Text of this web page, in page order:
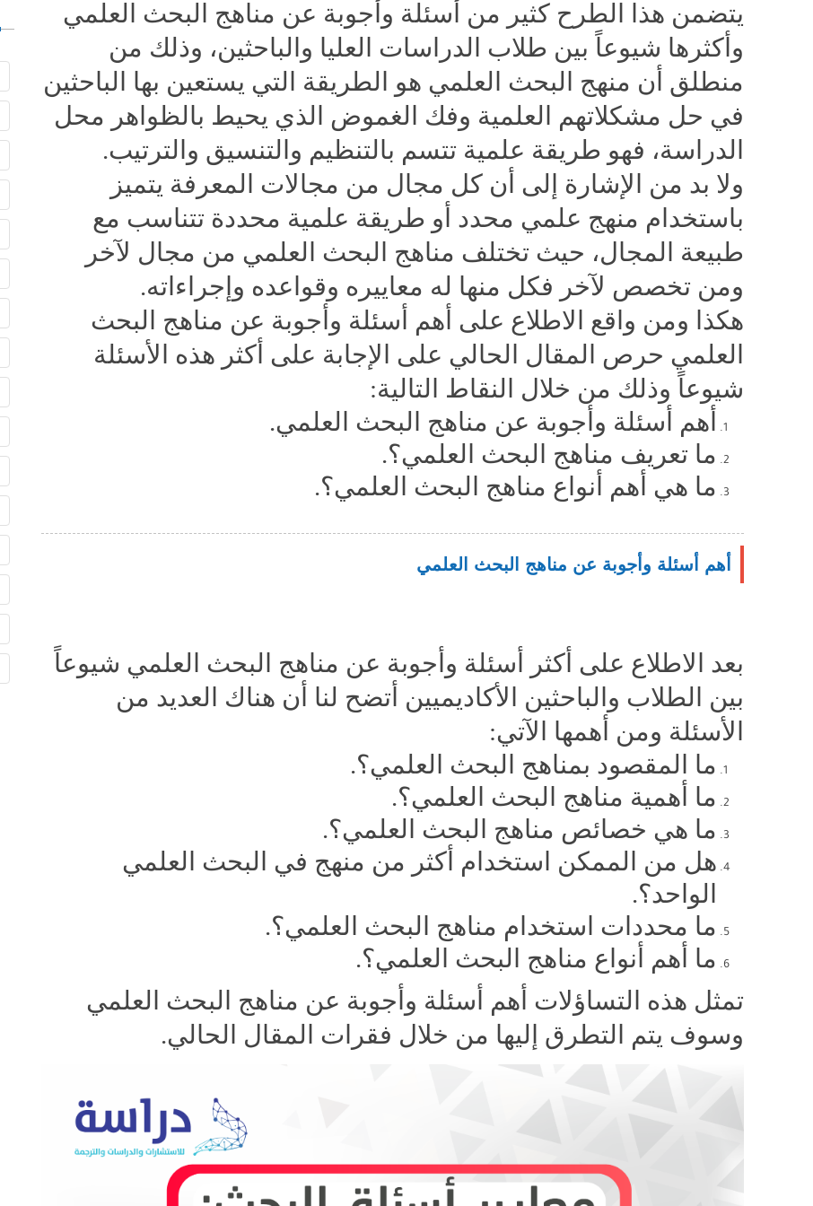
يتضمن هذا الطرح كثير من أسئلة وأجوبة عن مناهج البحث العلمي
وأكثرها شيوعاً بين طلاب الدراسات العليا والباحثين، وذلك من
منطلق أن منهج البحث العلمي هو الطريقة التي يستعين بها الباحثين
في حل مشكلاتهم العلمية وفك الغموض الذي يحيط بالظواهر محل
الدراسة، فهو طريقة علمية تتسم بالتنظيم والتنسيق والترتيب.
ولا بد من الإشارة إلى أن كل مجال من مجالات المعرفة يتميز
باستخدام منهج علمي محدد أو طريقة علمية محددة تتناسب مع
طبيعة المجال، حيث تختلف مناهج البحث العلمي من مجال لآخر
ومن تخصص لآخر فكل منها له معاييره وقواعده وإجراءاته.
هكذا ومن واقع الاطلاع على أهم أسئلة وأجوبة عن مناهج البحث
العلمي حرص المقال الحالي على الإجابة على أكثر هذه الأسئلة
شيوعاً وذلك من خلال النقاط التالية:
أهم أسئلة وأجوبة عن مناهج البحث العلمي.
ما تعريف مناهج البحث العلمي؟.
ما هي أهم أنواع مناهج البحث العلمي؟.
أهم أسئلة وأجوبة عن مناهج البحث العلمي
بعد الاطلاع على أكثر أسئلة وأجوبة عن مناهج البحث العلمي شيوعاً
بين الطلاب والباحثين الأكاديميين أتضح لنا أن هناك العديد من
الأسئلة ومن أهمها الآتي:
ما المقصود بمناهج البحث العلمي؟.
ما أهمية مناهج البحث العلمي؟.
ما هي خصائص مناهج البحث العلمي؟.
هل من الممكن استخدام أكثر من منهج في البحث العلمي
الواحد؟.
ما محددات استخدام مناهج البحث العلمي؟.
ما أهم أنواع مناهج البحث العلمي؟.
تمثل هذه التساؤلات أهم أسئلة وأجوبة عن مناهج البحث العلمي
وسوف يتم التطرق إليها من خلال فقرات المقال الحالي.